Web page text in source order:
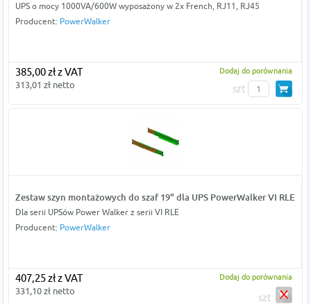
UPS o mocy 1000VA/600W wyposażony w 2x French, RJ11, RJ45
Producent: PowerWalker
385,00 zł z VAT
313,01 zł netto
Dodaj do porównania
szt
Zestaw szyn montażowych do szaf 19" dla UPS PowerWalker VI RLE
Dla serii UPSów Power Walker z serii VI RLE
Producent: PowerWalker
407,25 zł z VAT
331,10 zł netto
Dodaj do porównania
szt